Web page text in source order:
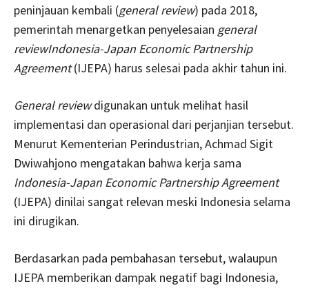
peninjauan kembali (general review) pada 2018,
pemerintah menargetkan penyelesaian general
reviewIndonesia-Japan Economic Partnership
Agreement(IJEPA) harus selesai pada akhir tahun ini.
General reviewdigunakan untuk melihat hasil
implementasi dan operasional dari perjanjian tersebut.
Menurut Kementerian Perindustrian, Achmad Sigit
Dwiwahjono mengatakan bahwa kerja sama
Indonesia-Japan Economic Partnership Agreement
(IJEPA) dinilai sangat relevan meski Indonesia selama
ini dirugikan.
Berdasarkan pada pembahasan tersebut, walaupun
IJEPA memberikan dampak negatif bagi Indonesia,